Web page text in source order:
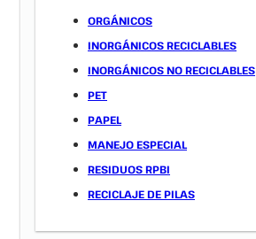
ORGÁNICOS
INORGÁNICOS RECICLABLES
INORGÁNICOS NO RECICLABLES
PET
PAPEL
MANEJO ESPECIAL
RESIDUOS RPBI
RECICLAJE DE PILAS